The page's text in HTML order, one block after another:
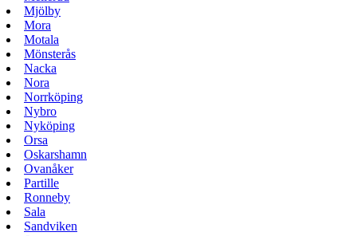
Mjölby
Mora
Motala
Mönsterås
Nacka
Nora
Norrköping
Nybro
Nyköping
Orsa
Oskarshamn
Ovanåker
Partille
Ronneby
Sala
Sandviken